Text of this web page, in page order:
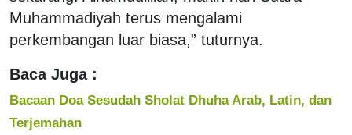
Muhammadiyah terus mengalami
perkembangan luar biasa,” tuturnya.
Baca Juga :
Bacaan Doa Sesudah Sholat Dhuha Arab, Latin, dan
Terjemahan